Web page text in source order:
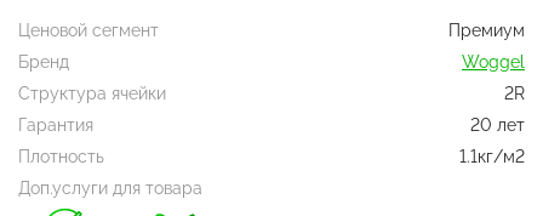
Ценовой сегмент
Премиум
Бренд
Woggel
Структура ячейки
2R
Гарантия
20 лет
Плотность
1.1кг/м2
Доп.услуги для товара